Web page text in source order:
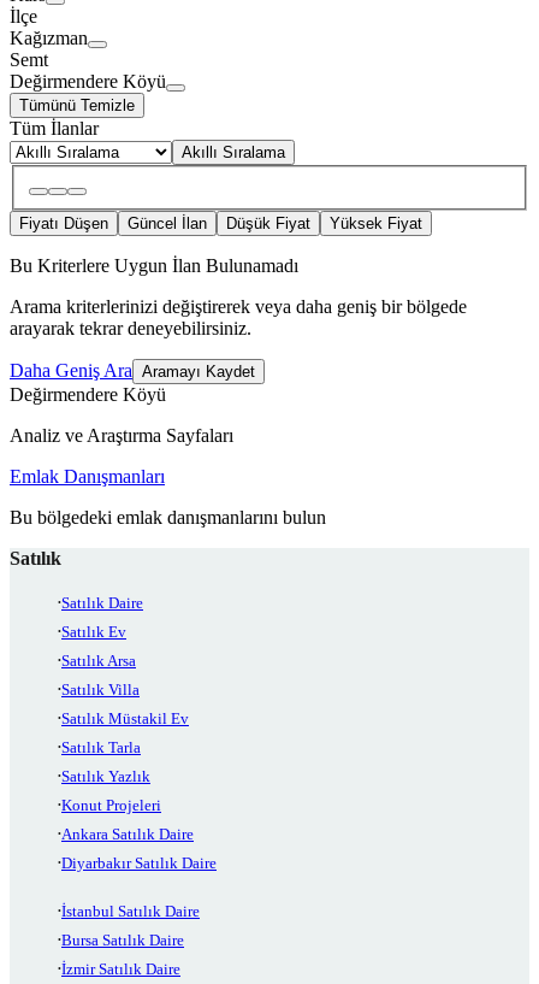
İlçe
Kağızman
Semt
Değirmendere Köyü
Tümünü Temizle
Tüm İlanlar
Akıllı Sıralama
Fiyatı Düşen Güncel İlan Düşük Fiyat Yüksek Fiyat
Bu Kriterlere Uygun İlan Bulunamadı
Arama kriterlerinizi değiştirerek veya daha geniş bir bölgede
arayarak tekrar deneyebilirsiniz.
Daha Geniş Ara Aramayı Kaydet
Değirmendere Köyü
Analiz ve Araştırma Sayfaları
Emlak Danışmanları
Bu bölgedeki emlak danışmanlarını bulun
Satılık
Satılık Daire
Satılık Ev
Satılık Arsa
Satılık Villa
Satılık Müstakil Ev
Satılık Tarla
Satılık Yazlık
Konut Projeleri
Ankara Satılık Daire
Diyarbakır Satılık Daire
İstanbul Satılık Daire
Bursa Satılık Daire
İzmir Satılık Daire